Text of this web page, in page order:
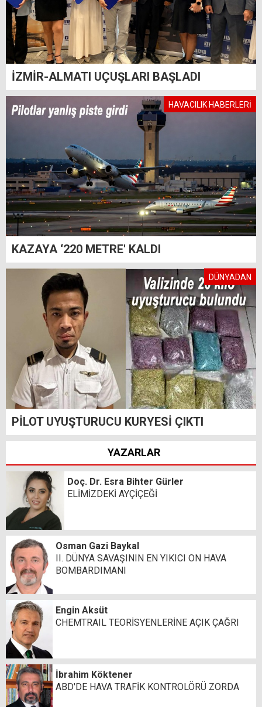
İZMİR-ALMATI UÇUŞLARI BAŞLADI
HAVACILIK HABERLERİ
KAZAYA ‘220 METRE' KALDI
DÜNYADAN
PİLOT UYUŞTURUCU KURYESİ ÇIKTI
YAZARLAR
Doç. Dr. Esra Bihter Gürler
ELİMİZDEKİ AYÇİÇEĞİ
Osman Gazi Baykal
II. DÜNYA SAVAŞININ EN YIKICI ON HAVA
BOMBARDIMANI
Engin Aksüt
CHEMTRAIL TEORİSYENLERİNE AÇIK ÇAĞRI
İbrahim Köktener
ABD'DE HAVA TRAFİK KONTROLÖRÜ ZORDA